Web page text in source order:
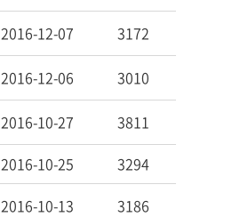
2016-12-07 3172
2016-12-06 3010
2016-10-27
3811
2016-10-25
3294
2016-10-13 3186